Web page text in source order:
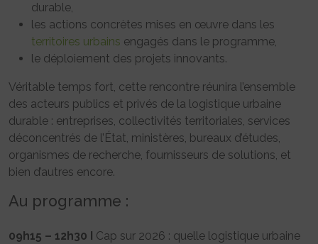
durable,
les actions concrètes mises en œuvre dans les
territoires urbains engagés dans le programme,
le déploiement des projets innovants.
Véritable temps fort, cette rencontre réunira l’ensemble
des acteurs publics et privés de la logistique urbaine
durable : entreprises, collectivités territoriales, services
déconcentrés de l’État, ministères, bureaux d’études,
organismes de recherche, fournisseurs de solutions, et
bien d’autres encore.
Au programme :
09h15 – 12h30 I
Cap sur 2026 : quelle logistique urbaine